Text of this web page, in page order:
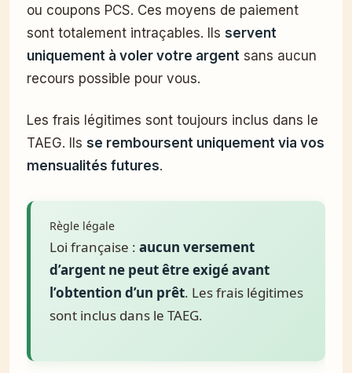
ou coupons PCS. Ces moyens de paiement
sont totalement intraçables. Ils servent
uniquement à voler votre argent sans aucun
recours possible pour vous.
Les frais légitimes sont toujours inclus dans le
TAEG. Ils se remboursent uniquement via vos
mensualités futures.
Règle légale
Loi française : aucun versement
d’argent ne peut être exigé avant
l’obtention d’un prêt. Les frais légitimes
sont inclus dans le TAEG.